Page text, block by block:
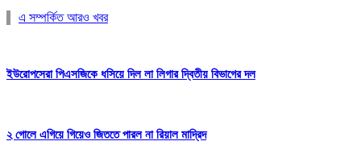
এ সম্পর্কিত আরও খবর
ইউরোপসেরা পিএসজিকে ধসিয়ে দিল লা লিগার দ্বিতীয় বিভাগের দল
২ গোলে এগিয়ে গিয়েও জিততে পারল না রিয়াল মাদ্রিদ